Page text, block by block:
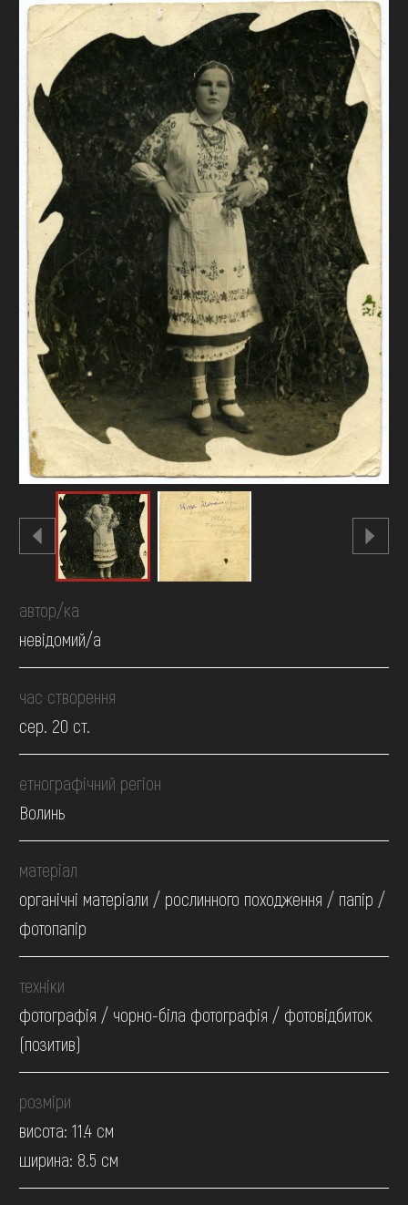
ОНЛАЙН-КРАМНИЦЯ
ПІДТРИМАТИ
автор/ка
невідомий/а
час створення
сер. 20 ст.
етнографічний регіон
Волинь
матеріал
органічні матеріали / рослинного походження / папір /
фотопапір
техніки
фотографія / чорно-біла фотографія / фотовідбиток
(позитив)
розміри
висота: 11.4 см
ширина: 8.5 см